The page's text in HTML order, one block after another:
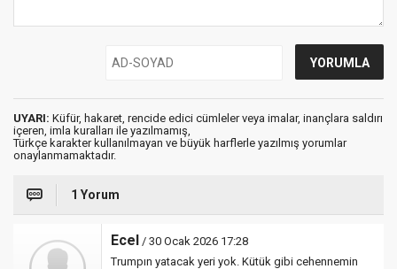
UYARI: Küfür, hakaret, rencide edici cümleler veya imalar, inançlara saldırı
içeren, imla kuralları ile yazılmamış,
Türkçe karakter kullanılmayan ve büyük harflerle yazılmış yorumlar
onaylanmamaktadır.
1 Yorum
Ecel / 30 Ocak 2026 17:28
Trumpın yatacak yeri yok. Kütük gibi cehennemin